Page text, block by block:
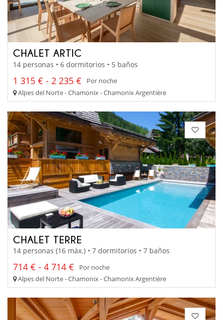
CHALET ARTIC
14 personas • 6 dormitorios • 5 baños
1 315 € - 2 235 €
Por noche
Alpes del Norte - Chamonix - Chamonix Argentière
CHALET TERRE
14 personas (16 máx.) • 7 dormitorios • 7 baños
714 € - 4 714 €
Por noche
Alpes del Norte - Chamonix - Chamonix Argentière